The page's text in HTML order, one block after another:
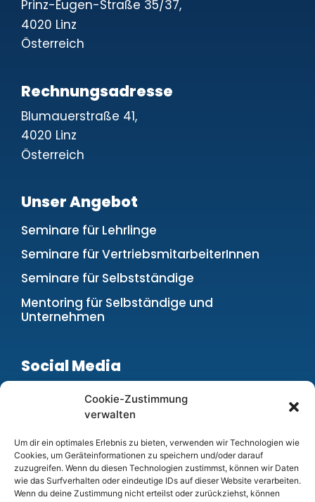
Cookie-Zustimmung
verwalten
Um dir ein optimales Erlebnis zu bieten, verwenden wir Technologien wie
Cookies, um Geräteinformationen zu speichern und/oder darauf
zuzugreifen. Wenn du diesen Technologien zustimmst, können wir Daten
wie das Surfverhalten oder eindeutige IDs auf dieser Website verarbeiten.
Wenn du deine Zustimmung nicht erteilst oder zurückziehst, können
Über uns
Wir bilden Lehrlinge aus!
Zertifizierte Bildungseinrichtung
Unser Angebot
Seminare für Lehrlinge
Seminare für VertriebsmitarbeiterInnen
Seminare für Selbstständige
Mentoring für Selbständige und
Unternehmen
Social Media
Prinz-Eugen-Straße 35/37,
4020 Linz
Österreich
Rechnungsadresse
Blumauerstraße 41,
4020 Linz
Österreich